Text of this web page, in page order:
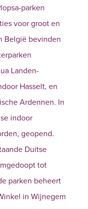
parken
voor groot en
België bevinden
Landen-
Hasselt, en
Ardennen. In
indoor
geopend.
Duitse
tot
parken beheert
in Wijnegem